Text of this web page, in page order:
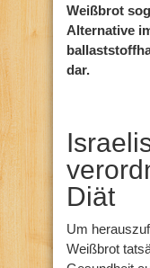
Weißbrot
Alternative
dar.
Diät
Um
Weißbrot